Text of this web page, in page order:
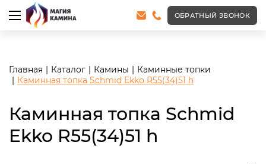
<meta name="robots" content="noindex, follow"/>
ОБРАТНЫЙ ЗВОНОК
Главная Каталог Камины
Каминные топки
Каминная топка Schmid Ekko R55(34)51 h
Каминная топка Schmid
Ekko R55(34)51 h